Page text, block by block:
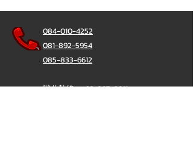
084-010-4252
081-892-5954
085-833-6612
辦公熱線：02-297-0811